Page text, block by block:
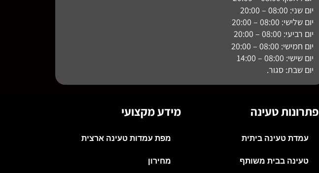
יום שני: 08:00 – 20:00
יום שלישי: 08:00 – 20:00
יום רביעי: 08:00 – 20:00
יום חמישי: 08:00 – 20:00
יום שישי: 08:00 – 14:00
יום שבת: סגור.
פתרונות טעינה
עמדת טעינה ביתית
טעינה בבית משותף
מידע מקצועי
מפת עמדות טעינה ארצית
מחירון